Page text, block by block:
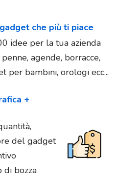
che più ti piace
idee per la tua azienda
agende, borracce,
per bambini, orologi ecc...
+
del gadget
di bozza